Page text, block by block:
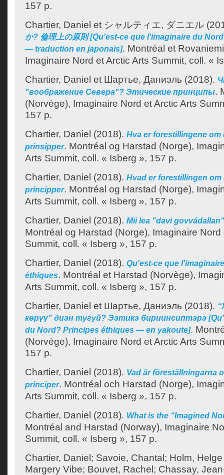
157 p.
Chartier, Daniel et シャルティエ, ダニエル
か? 倫理上の原則 [Qu'est-ce que l'imaginaire du
— traduction en japonais]. Montréal et
Imaginaire Nord et Arctic Arts Summit, coll. «
Chartier, Daniel et Шартье, Даниэль (2018).
"воображение Севера"? Этические принципы.
(Norvège), Imaginaire Nord et Arctic Arts
157 p.
Chartier, Daniel (2018). Hva er forestillingene
prinsipper. Montréal og Harstad (Norge),
Arts Summit, coll. « Isberg », 157 p.
Chartier, Daniel (2018). Hvad er forestillingen
principper. Montréal og Harstad (Norge),
Arts Summit, coll. « Isberg », 157 p.
Chartier, Daniel (2018). Mii lea "davi
Montréal og Harstad (Norge), Imaginaire Nord
Summit, coll. « Isberg », 157 p.
Chartier, Daniel (2018). Qu'est-ce que
éthiques. Montréal et Harstad (Norvège),
Arts Summit, coll. « Isberg », 157 p.
Chartier, Daniel et Шартье, Даниэль (2018).
көрүү” диэн тугуй? Ээтикэ бириинсиптэрэ
du Nord? Principes éthiques — en yakoute].
(Norvège), Imaginaire Nord et Arctic Arts
157 p.
Chartier, Daniel (2018). Vad är föreställningarna
principer. Montréal och Harstad (Norge),
Arts Summit, coll. « Isberg », 157 p.
Chartier, Daniel (2018). What is the “Imagined
Montréal and Harstad (Norway), Imaginaire
Summit, coll. « Isberg », 157 p.
Chartier, Daniel ; Savoie, Chantal ; Holm,
Margery Vibe; Bouvet, Rachel ; Chassay,